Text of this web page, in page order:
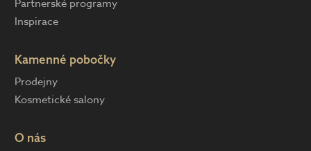
Partnerské programy
Inspirace
Kamenné pobočky
Prodejny
Kosmetické salony
O nás